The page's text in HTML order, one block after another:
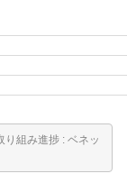
組み進捗 : ベネッ